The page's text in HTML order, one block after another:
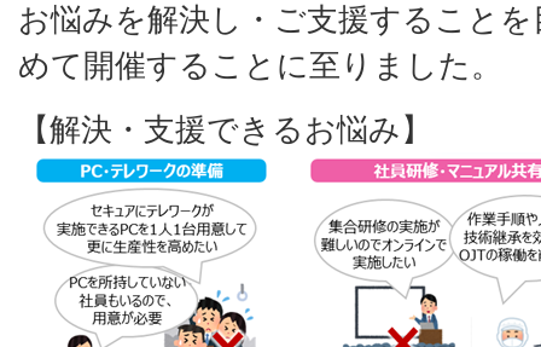
お悩みを解決し・ご支援すること
めて開催することに至りました。
【解決・支援できるお悩み】